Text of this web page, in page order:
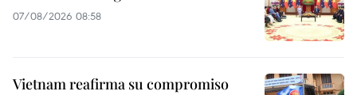
07/08/2026 08:58
Vietnam reafirma su compromiso